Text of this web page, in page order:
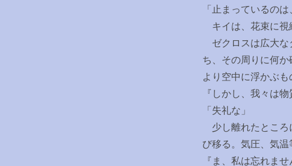
「止まっているの
キイは、花束に視
ゼクロスは広大な
ち、その周りに何
より空中に浮かぶも
『しかし、我々は
「失礼な」
少し離れたところ
び移る。気圧、気温
『ま、私は忘れま